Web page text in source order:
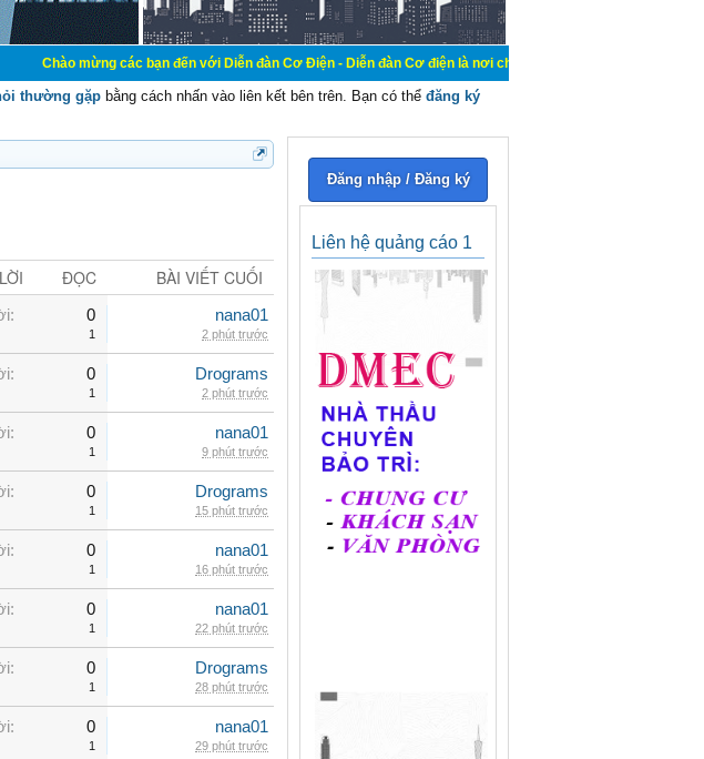
mừng các bạn đến với Diễn đàn Cơ Điện - Diễn đàn Cơ điện là nơi chia sẽ kiến thức kinh nghiệm trong lãnh
thường gặp bằng cách nhấn vào liên kết bên trên. Bạn có thể đăng ký
ĐỌC BÀI VIẾT CUỐI
0
1
nana01
2 phút trước
0
1
Drograms
2 phút trước
0
1
nana01
9 phút trước
0
1
Drograms
15 phút trước
0
1
nana01
16 phút trước
0
1
nana01
22 phút trước
0
1
Drograms
28 phút trước
0
1
nana01
29 phút trước
Đăng nhập / Đăng ký
Liên hệ quảng cáo 1